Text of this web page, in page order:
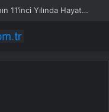
Kemal Kılıçdaroğlu, Suruç Katliamı’nın 11’inci Yılında Hayatını Kaybedenleri Andı